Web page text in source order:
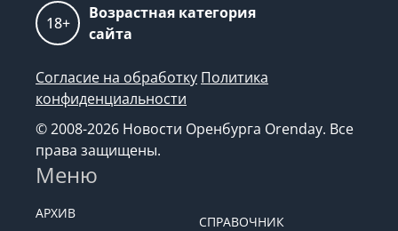
18+
Возрастная категория
сайта
Согласие на обработку Политика
конфиденциальности
© 2008-2026 Новости Оренбурга Orenday. Все
права защищены.
Меню
АРХИВ
СПРАВОЧНИК